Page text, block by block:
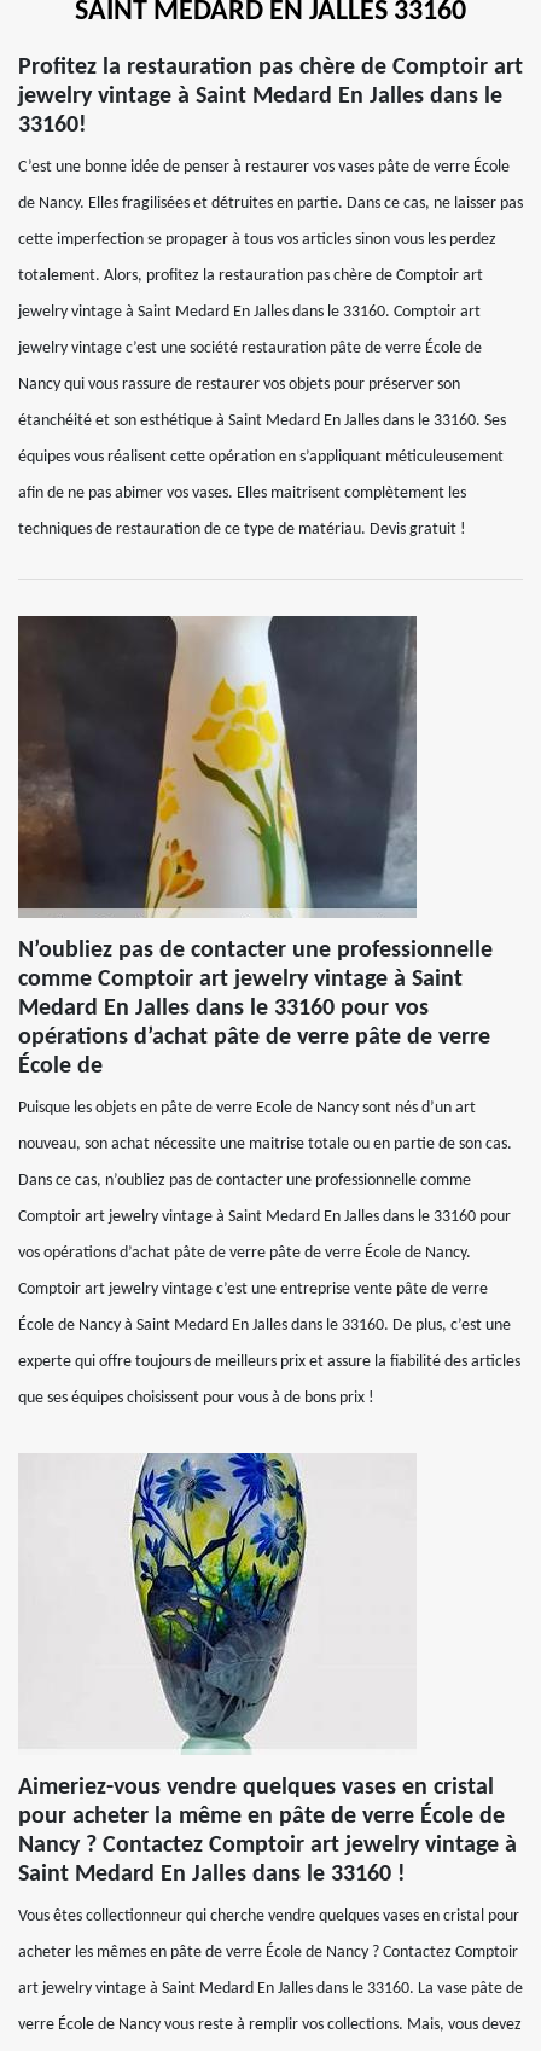
SAINT MEDARD EN JALLES 33160
Profitez la restauration pas chère de Comptoir art
jewelry vintage à Saint Medard En Jalles dans le
33160!
C’est une bonne idée de penser à restaurer vos vases pâte de verre École
de Nancy. Elles fragilisées et détruites en partie. Dans ce cas, ne laisser pas
cette imperfection se propager à tous vos articles sinon vous les perdez
totalement. Alors, profitez la restauration pas chère de Comptoir art
jewelry vintage à Saint Medard En Jalles dans le 33160. Comptoir art
jewelry vintage c’est une société restauration pâte de verre École de
Nancy qui vous rassure de restaurer vos objets pour préserver son
étanchéité et son esthétique à Saint Medard En Jalles dans le 33160. Ses
équipes vous réalisent cette opération en s’appliquant méticuleusement
afin de ne pas abimer vos vases. Elles maitrisent complètement les
techniques de restauration de ce type de matériau. Devis gratuit !
N’oubliez pas de contacter une professionnelle
comme Comptoir art jewelry vintage à Saint
Medard En Jalles dans le 33160 pour vos
opérations d’achat pâte de verre pâte de verre
École de
Puisque les objets en pâte de verre Ecole de Nancy sont nés d’un art
nouveau, son achat nécessite une maitrise totale ou en partie de son cas.
Dans ce cas, n’oubliez pas de contacter une professionnelle comme
Comptoir art jewelry vintage à Saint Medard En Jalles dans le 33160 pour
vos opérations d’achat pâte de verre pâte de verre École de Nancy.
Comptoir art jewelry vintage c’est une entreprise vente pâte de verre
École de Nancy à Saint Medard En Jalles dans le 33160. De plus, c’est une
experte qui offre toujours de meilleurs prix et assure la fiabilité des articles
que ses équipes choisissent pour vous à de bons prix !
Aimeriez-vous vendre quelques vases en cristal
pour acheter la même en pâte de verre École de
Nancy ? Contactez Comptoir art jewelry vintage à
Saint Medard En Jalles dans le 33160 !
Vous êtes collectionneur qui cherche vendre quelques vases en cristal pour
acheter les mêmes en pâte de verre École de Nancy ? Contactez Comptoir
art jewelry vintage à Saint Medard En Jalles dans le 33160. La vase pâte de
verre École de Nancy vous reste à remplir vos collections. Mais, vous devez